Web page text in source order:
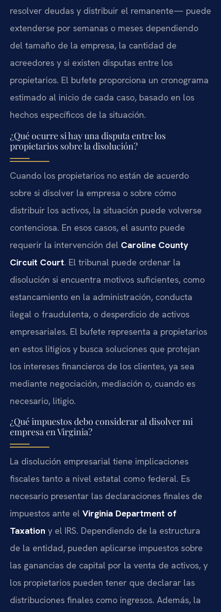
resolver deudas y distribuir el remanente— puede
extenderse por semanas o meses dependiendo
del tamaño de la empresa, la cantidad de
acreedores y si existen disputas entre los
propietarios. El bufete proporciona un cronograma
estimado al inicio de cada caso, basado en los
hechos específicos de la situación.
¿Qué ocurre si hay una disputa entre los
propietarios sobre la disolución?
Cuando los propietarios no están de acuerdo
sobre si disolver la empresa o sobre cómo
distribuir los activos, la situación puede volverse
contenciosa. En esos casos, el asunto puede
requerir la intervención del Caroline County
Circuit Court. El tribunal puede ordenar la
disolución si encuentra motivos suficientes, como
estancamiento en la administración, conducta
ilegal o fraudulenta, o desperdicio de activos
empresariales. El bufete representa a propietarios
en estos litigios y busca soluciones que protejan
los intereses financieros de los clientes, ya sea
mediante negociación, mediación o, cuando es
necesario, litigio.
¿Qué impuestos debo considerar al disolver mi
empresa en Virginia?
La disolución empresarial tiene implicaciones
fiscales tanto a nivel estatal como federal. Es
necesario presentar las declaraciones finales de
impuestos ante el Virginia Department of
Taxation y el IRS. Dependiendo de la estructura
de la entidad, pueden aplicarse impuestos sobre
las ganancias de capital por la venta de activos, y
los propietarios pueden tener que declarar las
distribuciones finales como ingresos. Además, la